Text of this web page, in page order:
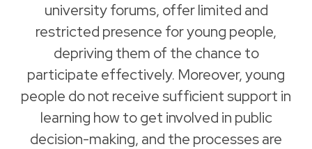
university forums, offer limited and
restricted presence for young people,
depriving them of the chance to
participate effectively. Moreover, young
people do not receive sufficient support in
learning how to get involved in public
decision-making, and the processes are